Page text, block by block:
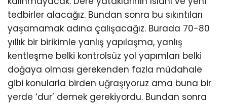
tedbirler alacağız. Bundan sonra bu sıkıntıları
yaşamamak adına çalışacağız. Burada 70-80
yıllık bir birikimle yanlış yapılaşma, yanlış
kentleşme belki kontrolsüz yol yapımları belki
doğaya olması gerekenden fazla müdahale
gibi konularla birden uğraşıyoruz ama buna bir
yerde ‘dur’ demek gerekiyordu. Bundan sonra